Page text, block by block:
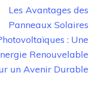
Les Avantages des
Panneaux Solaires
: Une
Renouvelable
un Avenir Durable